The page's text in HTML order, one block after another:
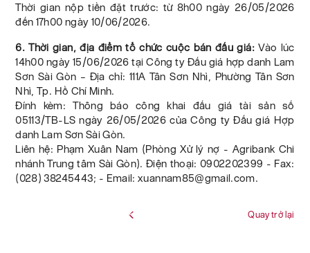
Thời gian nộp tiền đặt trước: từ 8h00 ngày 26/05/2026
đến 17h00 ngày 10/06/2026.
6. Thời gian, địa điểm tổ chức cuộc bán đấu giá:Vào lúc
14h00 ngày 15/06/2026 tại Công ty Đấu giá hợp danh Lam
Sơn Sài Gòn – Địa chỉ: 111A Tân Sơn Nhì, Phường Tân Sơn
Nhì, Tp. Hồ Chí Minh.
Đính kèm: Thông báo công khai đấu giá tài sản số
05113/TB-LS ngày 26/05/2026 của Công ty Đấu giá Hợp
danh Lam Sơn Sài Gòn.
Liên hệ: Phạm Xuân Nam (Phòng Xử lý nợ - Agribank Chi
nhánh Trung tâm Sài Gòn). Điện thoại: 0902202399 - Fax:
(028) 38245443; - Email: xuannam85@gmail.com.
Quay trở lại